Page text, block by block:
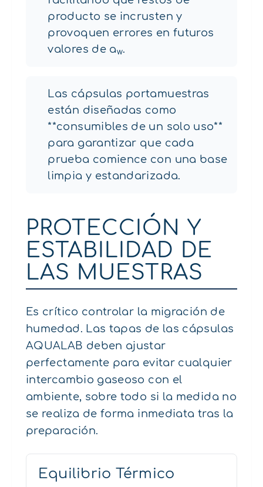
producto se incrusten y
provoquen errores en futuros
valores de aw.
Las cápsulas portamuestras
están diseñadas como
**consumibles de un solo uso**
para garantizar que cada
prueba comience con una base
limpia y estandarizada.
PROTECCIÓN Y
ESTABILIDAD DE
LAS MUESTRAS
Es crítico controlar la migración de
humedad. Las tapas de las cápsulas
AQUALAB deben ajustar
perfectamente para evitar cualquier
intercambio gaseoso con el
ambiente, sobre todo si la medida no
se realiza de forma inmediata tras la
preparación.
Equilibrio Térmico